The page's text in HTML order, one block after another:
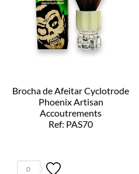
Brocha de Afeitar Cyclotrode
Phoenix Artisan
Accoutrements
Ref: PAS70
0